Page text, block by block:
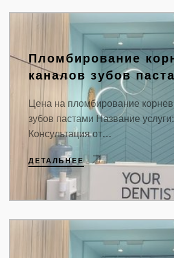
Пломбирование
каналов зубов
Цена на пломбирование
зубов пастами Название
Консультация от…
ДЕТАЛЬНЕЕ